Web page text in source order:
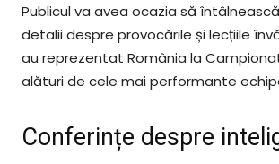
Publicul va avea ocazia să
detalii despre provocările și lecțiile
au reprezentat România la
alături de cele mai performante
Conferințe despre